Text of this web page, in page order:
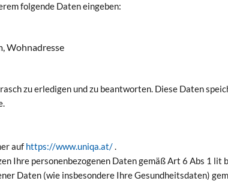
folgende Daten eingeben:
Wohnadresse
zu erledigen und zu beantworten. Diese Daten
auf https://www.uniqa.at/
personenbezogenen Daten gemäß Art 6 Abs 1 lit
Daten (wie insbesondere Ihre Gesundheitsdaten)